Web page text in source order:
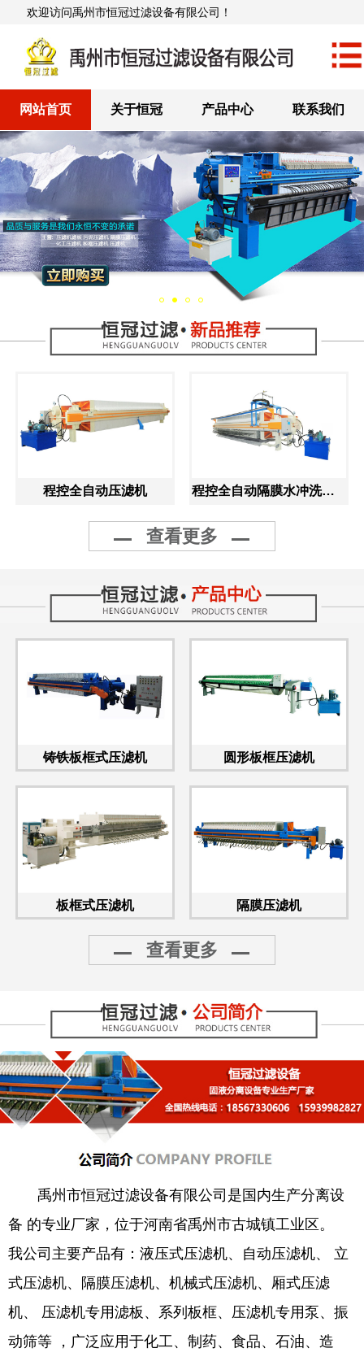
欢迎访问禹州市恒冠过滤设备有限公司！
网站首页 关于恒冠 产品中心 联系我们
程控全自动压滤机 程控全自动隔膜水冲洗压滤机
查看更多
铸铁板框式压滤机 圆形板框压滤机
板框式压滤机 隔膜压滤机
查看更多
禹州市恒冠过滤设备有限公司是国内生产分离设
备 的专业厂家，位于河南省禹州市古城镇工业区。
我公司主要产品有：液压式压滤机、自动压滤机、 立
式压滤机、隔膜压滤机、机械式压滤机、厢式压滤
机、 压滤机专用滤板、系列板框、压滤机专用泵、振
动筛等 ，广泛应用于化工、制药、食品、石油、造